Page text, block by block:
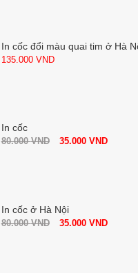
In cốc đổi màu quai tim ở Hà
135.000 VND
In cốc
80.000VND 35.000 VND
In cốc ở Hà Nội
80.000VND 35.000 VND